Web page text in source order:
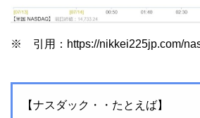
※ 引用：https://nikkei225jp.com/
【ナスダック・・たとえば】